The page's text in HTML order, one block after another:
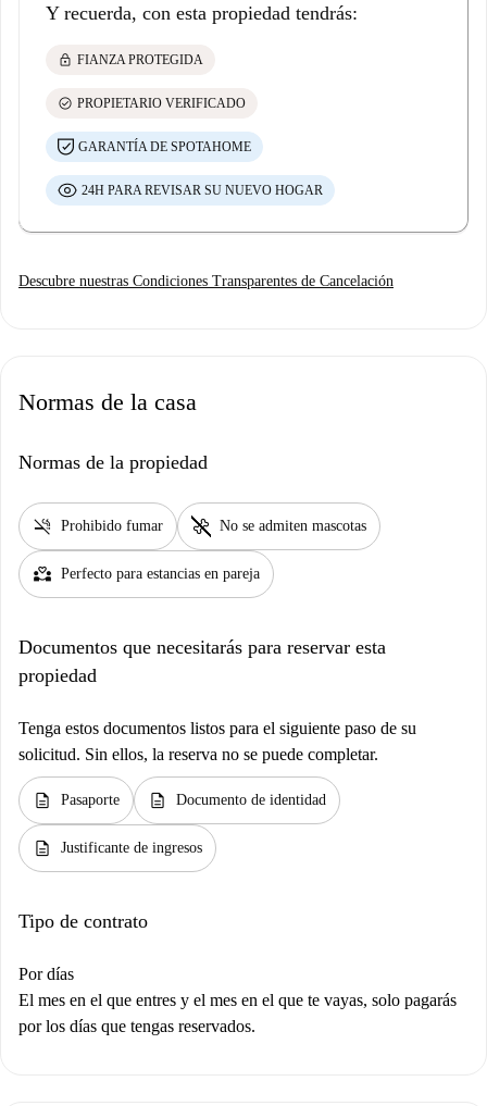
Y recuerda, con esta propiedad tendrás:
lock FIANZA PROTEGIDA
check_circle PROPIETARIO VERIFICADO
GARANTÍA DE SPOTAHOME
24H PARA REVISAR SU NUEVO HOGAR
Descubre nuestras Condiciones Transparentes de Cancelación
Normas de la casa
Normas de la propiedad
smoke_free Prohibido fumar pet_supplies No se admiten mascotas
partner_heart Perfecto para estancias en pareja
Documentos que necesitarás para reservar esta
propiedad
Tenga estos documentos listos para el siguiente paso de su
solicitud. Sin ellos, la reserva no se puede completar.
description Pasaporte description Documento de identidad
description Justificante de ingresos
Tipo de contrato
Por días
El mes en el que entres y el mes en el que te vayas, solo pagarás
por los días que tengas reservados.